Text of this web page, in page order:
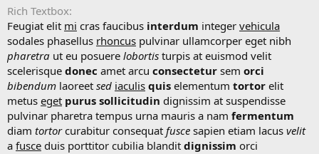
Rich Textbox
Feugiat elit mi cras faucibus interdum integer vehicula
sodales phasellus rhoncus pulvinar ullamcorper eget nibh
pharetra ut eu posuere lobortis turpis at euismod velit
scelerisque donec amet arcu consectetur sem orci
bibendum laoreet sed iaculis quis elementum tortor elit
metus eget purus sollicitudin dignissim at suspendisse
pulvinar pharetra tempus urna mauris a nam fermentum
diam tortorcurabitur consequat fusce sapien etiam lacus velit
a fusce duis porttitor cubilia blandit dignissim orci